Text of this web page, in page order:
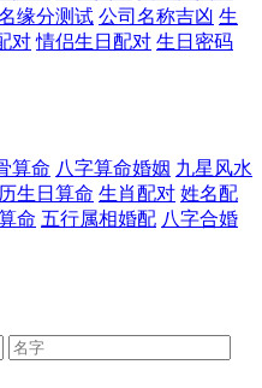
缘分测试 公司名称吉凶 生
对 情侣生日配对 生日密码
算命 八字算命婚姻 九星风水
生日算命 生肖配对 姓名配
命 五行属相婚配 八字合婚